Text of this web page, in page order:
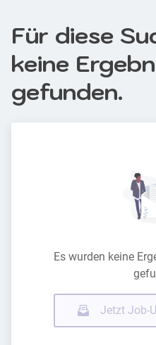
Für diese
keine
gefunden.
Es wurden keine
Jetzt Job-